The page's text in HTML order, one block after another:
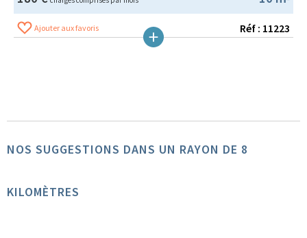
Ajouter aux favoris Réf : 11223
NOS SUGGESTIONS DANS UN RAYON DE 8
KILOMÈTRES